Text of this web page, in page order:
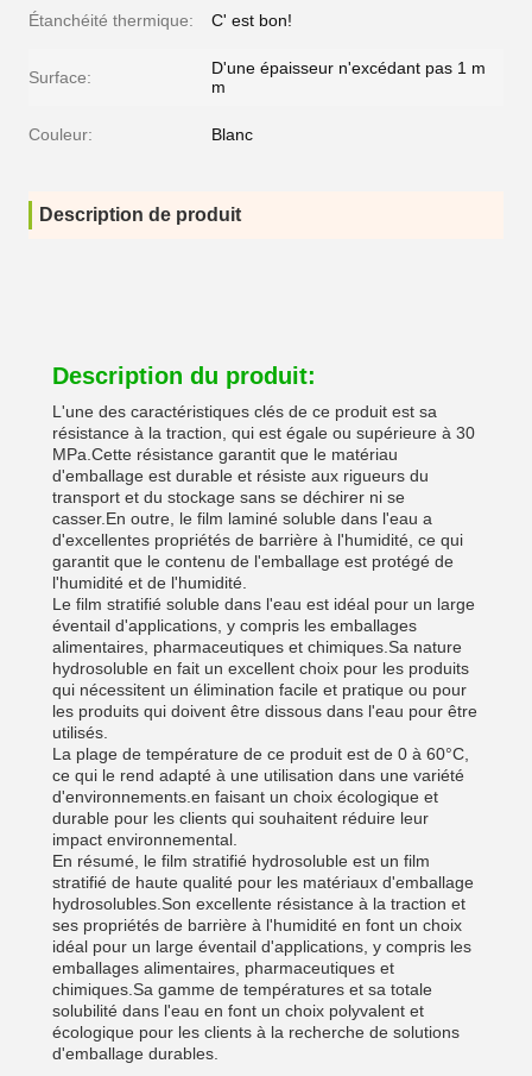
Étanchéité thermique: C' est bon!
Surface:
D'une épaisseur n'excédant pas 1 m
m
Couleur: Blanc
Description de produit
Description du produit:
L'une des caractéristiques clés de ce produit est sa
résistance à la traction, qui est égale ou supérieure à 30
MPa.Cette résistance garantit que le matériau
d'emballage est durable et résiste aux rigueurs du
transport et du stockage sans se déchirer ni se
casser.En outre, le film laminé soluble dans l'eau a
d'excellentes propriétés de barrière à l'humidité, ce qui
garantit que le contenu de l'emballage est protégé de
l'humidité et de l'humidité.
Le film stratifié soluble dans l'eau est idéal pour un large
éventail d'applications, y compris les emballages
alimentaires, pharmaceutiques et chimiques.Sa nature
hydrosoluble en fait un excellent choix pour les produits
qui nécessitent un élimination facile et pratique ou pour
les produits qui doivent être dissous dans l'eau pour être
utilisés.
La plage de température de ce produit est de 0 à 60°C,
ce qui le rend adapté à une utilisation dans une variété
d'environnements.en faisant un choix écologique et
durable pour les clients qui souhaitent réduire leur
impact environnemental.
En résumé, le film stratifié hydrosoluble est un film
stratifié de haute qualité pour les matériaux d'emballage
hydrosolubles.Son excellente résistance à la traction et
ses propriétés de barrière à l'humidité en font un choix
idéal pour un large éventail d'applications, y compris les
emballages alimentaires, pharmaceutiques et
chimiques.Sa gamme de températures et sa totale
solubilité dans l'eau en font un choix polyvalent et
écologique pour les clients à la recherche de solutions
d'emballage durables.